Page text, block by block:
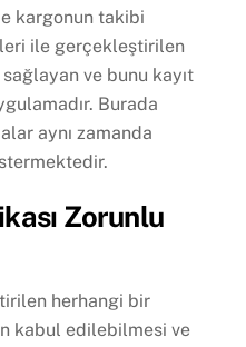
kargonun takibi
ile gerçekleştirilen
ve bunu kayıt
Burada
aynı zamanda
Zorunlu
herhangi bir
kabul edilebilmesi ve